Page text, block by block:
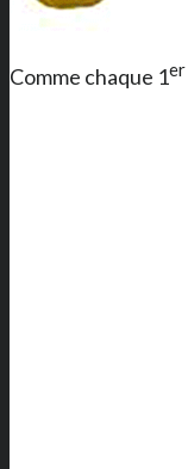
Comme chaque 1er